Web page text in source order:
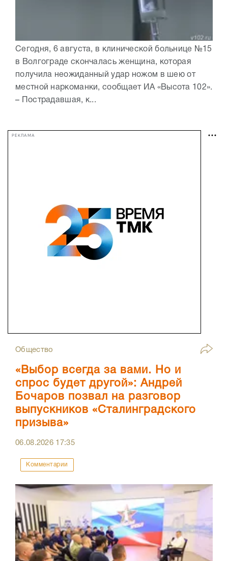
Сегодня, 6 августа, в клинической больнице №15
в Волгограде скончалась женщина, которая
получила неожиданный удар ножом в шею от
местной наркоманки, сообщает ИА «Высота 102».
– Пострадавшая, к...
РЕКЛАМА
Общество
«Выбор всегда за вами. Но и
спрос будет другой»: Андрей
Бочаров позвал на разговор
выпускников «Сталинградского
призыва»
06.08.2026 17:35
Комментарии